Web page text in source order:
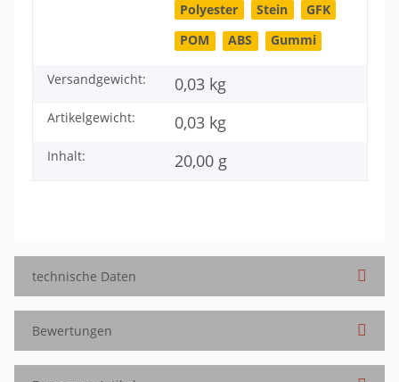
Polyester
Stein
GFK
POM
ABS Gummi
Versandgewicht: 0,03 kg
Artikelgewicht: 0,03 kg
Inhalt: 20,00 g
technische Daten
Bewertungen